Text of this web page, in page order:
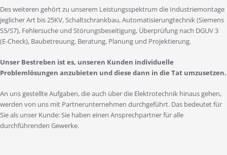
Des weiteren gehört zu unserem Leistungsspektrum die Industriemontage
jeglicher Art bis 25KV, Schaltschrankbau, Automatisierungtechnik (Siemens
S5/S7), Fehlersuche und Störungsbeseitigung, Überprüfung nach DGUV 3
(E-Check), Baubetreuung, Beratung, Planung und Projektierung.
Unser Bestreben ist es, unseren Kunden individuelle
Problemlösungen anzubieten und diese dann in die Tat umzusetzen.
An uns gestellte Aufgaben, die auch über die Elektrotechnik hinaus gehen,
werden von uns mit Partnerunternehmen durchgeführt. Das bedeutet für
Sie als unser Kunde: Sie haben einen Ansprechpartner für alle
durchführenden Gewerke.